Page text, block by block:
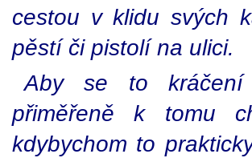
cestou v klidu svých
pěstí či pistolí na ulici.
Aby se to kráčení
přiměřeně k tomu
kdybychom to